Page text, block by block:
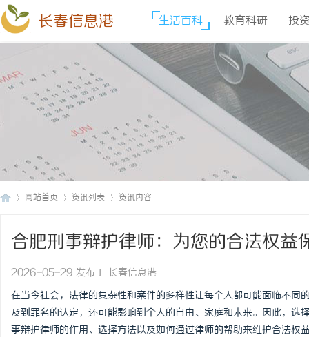
长春信息港 生活百科 教育科研 投
网站首页 资讯列表 资讯内容
合肥刑事辩护律师：为您的合法权益
2026-05-29 发布于 长春信息港
在当今社会，法律的复杂性和案件的多样性让每个人都可能面临不
及到罪名的认定，还可能影响到个人的自由、家庭和未来。因此，
事辩护律师的作用、选择方法以及如何通过律师的帮助来维护合法权